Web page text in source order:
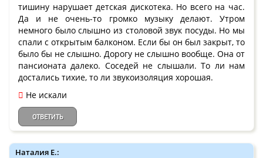
тишину нарушает детская дискотека. Но всего на час.
Да и не очень-то громко музыку делают. Утром
немного было слышно из столовой звук посуды. Но мы
спали с открытым балконом. Если бы он был закрыт, то
было бы не слышно. Дорогу не слышно вообще. Она от
пансионата далеко. Соседей не слышали. То ли нам
достались тихие, то ли звукоизоляция хорошая.
Не искали
ОТВЕТИТЬ
Наталия Е.: